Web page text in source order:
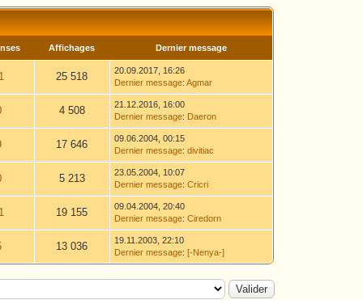
Affichages Dernier message
25 518
20.09.2017, 16:26
Dernier message:Agmar
4 508
21.12.2016, 16:00
Dernier message: Daeron
17 646
09.06.2004, 00:15
Dernier message:divitiac
5 213
23.05.2004, 10:07
Dernier message:Cricri
19 155
09.04.2004, 20:40
Dernier message:Ciredorn
13 036
19.11.2003, 22:10
Dernier message:[-Nenya-]